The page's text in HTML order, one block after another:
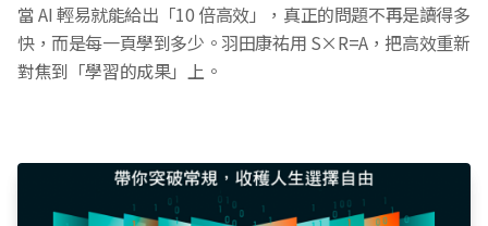
當 AI 輕易就能給出「10 倍高效」，真正的問題不再是讀得多
快，而是每一頁學到多少。羽田康祐用 S×R=A，把高效重新
對焦到「學習的成果」上。